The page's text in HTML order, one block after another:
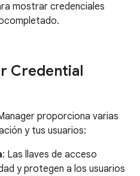
mostrar credenciales
Credential
proporciona varias
y tus usuarios:
: Las llaves de acceso
y protegen a los usuarios